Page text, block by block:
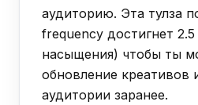
аудиторию. Эта тулза
frequency достигнет
насыщения) чтобы ты
обновление креативов
аудитории заранее.